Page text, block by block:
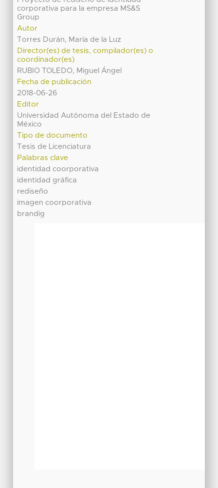
corporativa para la empresa MS&S
Group
Autor
Torres Durán, María de la Luz
Director(es) de tesis, compilador(es) o
coordinador(es)
RUBIO TOLEDO, Miguel Ángel
Fecha de publicación
2018-06-26
Editor
Universidad Autónoma del Estado de
México
Tipo de documento
Tesis de Licenciatura
Palabras clave
identidad coorporativa
identidad gráfica
rediseño
imagen coorporativa
brandig